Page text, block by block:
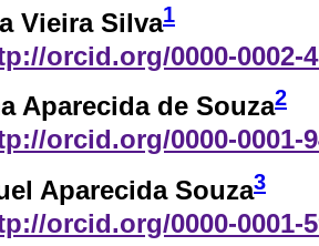
Vieira Silva1
orcid.org/0000-0002-
Aparecida de Souza2
orcid.org/0000-0001-
Aparecida Souza3
orcid.org/0000-0001-